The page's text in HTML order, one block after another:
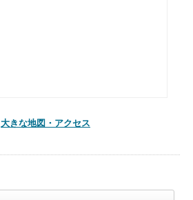
大きな地図・アクセス